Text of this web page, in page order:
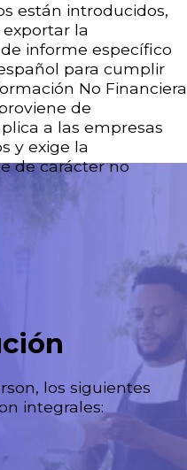
están introducidos,
la
informe específico
para cumplir
No Financiera
de
a las empresas
y exige la
de carácter no
los siguientes
integrales: